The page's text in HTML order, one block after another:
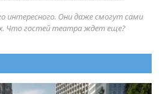
интересного. Они даже смогут сами
Что гостей театра ждет еще?